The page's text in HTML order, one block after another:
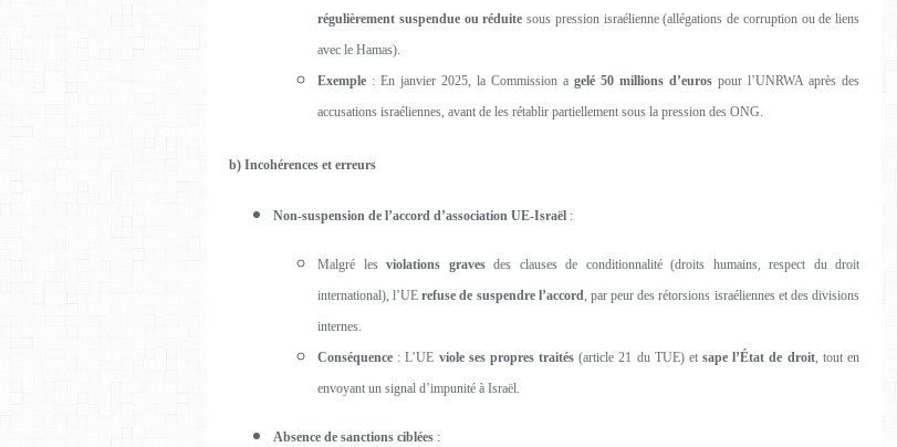
régulièrement suspendue ou réduite sous pression israélienne (allégations de corruption ou de liens
avec le Hamas).
Exemple : En janvier 2025, la Commission a gelé 50 millions d’euros pour l’UNRWA après des
accusations israéliennes, avant de les rétablir partiellement sous la pression des ONG.
b) Incohérences et erreurs
Non-suspension de l’accord d’association UE-Israël :
Malgré les violations gravesdes clauses de conditionnalité (droits humains, respect du droit
international), l’UErefuse de suspendre l’accord, par peur des rétorsions israéliennes et des divisions
internes.
Conséquence : L’UE viole ses propres traités (article 21 du TUE) etsape l’État de droit, tout en
envoyant un signal d’impunité à Israël.
Absence de sanctions ciblées :